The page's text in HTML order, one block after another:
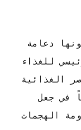
دعامة
للغذاء
الغذائية
في جعل
الهجمات